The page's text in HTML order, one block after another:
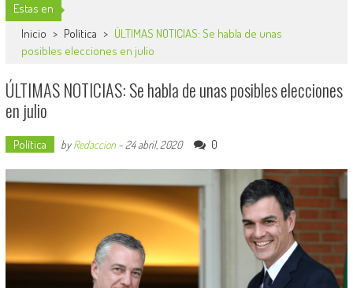
Estas en
Inicio > Política > ÚLTIMAS NOTICIAS: Se habla de unas
posibles elecciones en julio
ÚLTIMAS NOTICIAS: Se habla de unas posibles elecciones
en julio
Política byRedaccion- 24 abril, 2020 0